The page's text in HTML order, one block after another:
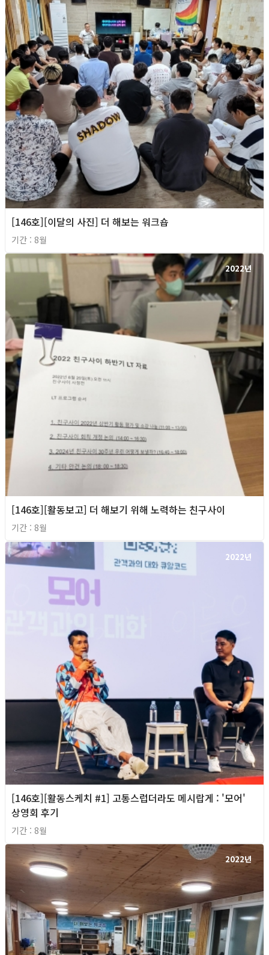
[146호][이달의 사진] 더 해보는 워크숍
기간 : 8월
2022년
[146호][활동보고] 더 해보기 위해 노력하는 친구사이
기간 : 8월
2022년
[146호][활동스케치 #1] 고통스럽더라도 메시랍게 : '모어'
상영회 후기
기간 : 8월
2022년